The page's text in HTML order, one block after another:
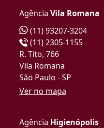
Agência Vila Romana
(11) 93207-3204
(11) 2305-1155
R. Tito, 766
Vila Romana
São Paulo - SP
Ver no mapa
Agência Higienópolis